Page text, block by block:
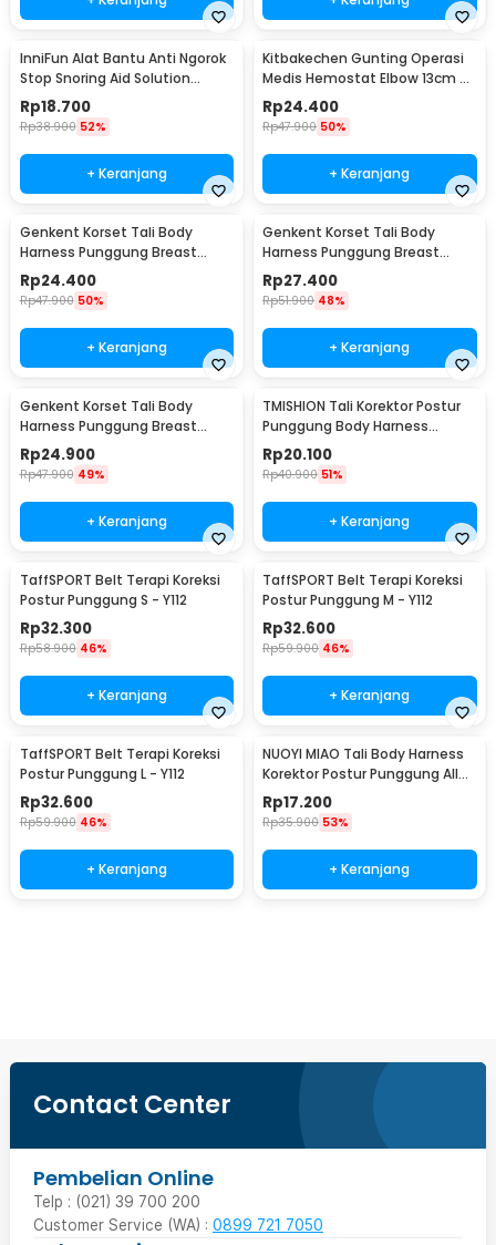
InniFun Alat Bantu Anti Ngorok
Stop Snoring Aid Solution
Tongue Guard - G7G40
Rp18.700
Rp38.900 52%
+ Keranjang
Kitbakechen Gunting Operasi
Medis Hemostat Elbow 13cm -
J4-682
Rp24.400
Rp47.900 50%
+ Keranjang
Genkent Korset Tali Body
Harness Punggung Breast
Support S - BBJ-16
Rp24.400
Rp47.900 50%
+ Keranjang
Genkent Korset Tali Body
Harness Punggung Breast
Support M - BBJ-16
Rp27.400
Rp51.900 48%
+ Keranjang
Genkent Korset Tali Body
Harness Punggung Breast
Support L - BBJ-16
Rp24.900
Rp47.900 49%
+ Keranjang
TMISHION Tali Korektor Postur
Punggung Body Harness
Posture Corrector - BBJ-16
Rp20.100
Rp40.900 51%
+ Keranjang
TaffSPORT Belt Terapi Koreksi
Postur Punggung S - Y112
Rp32.300
Rp58.900 46%
+ Keranjang
TaffSPORT Belt Terapi Koreksi
Postur Punggung M - Y112
Rp32.600
Rp59.900 46%
+ Keranjang
TaffSPORT Belt Terapi Koreksi
Postur Punggung L - Y112
Rp32.600
Rp59.900 46%
+ Keranjang
NUOYI MIAO Tali Body Harness
Korektor Postur Punggung All
Size - NY-15
Rp17.200
Rp35.900 53%
+ Keranjang
Contact Center
Pembelian Online
Telp : (021) 39 700 200
Customer Service (WA) : 0899 721 7050